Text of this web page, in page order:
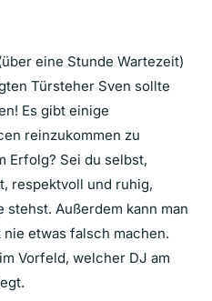
eine Stunde Wartezeit)
Türsteher Sven sollte
Es gibt einige
reinzukommen zu
Erfolg? Sei du selbst,
respektvoll und ruhig,
Außerdem kann man
etwas falsch machen.
Vorfeld, welcher DJ am